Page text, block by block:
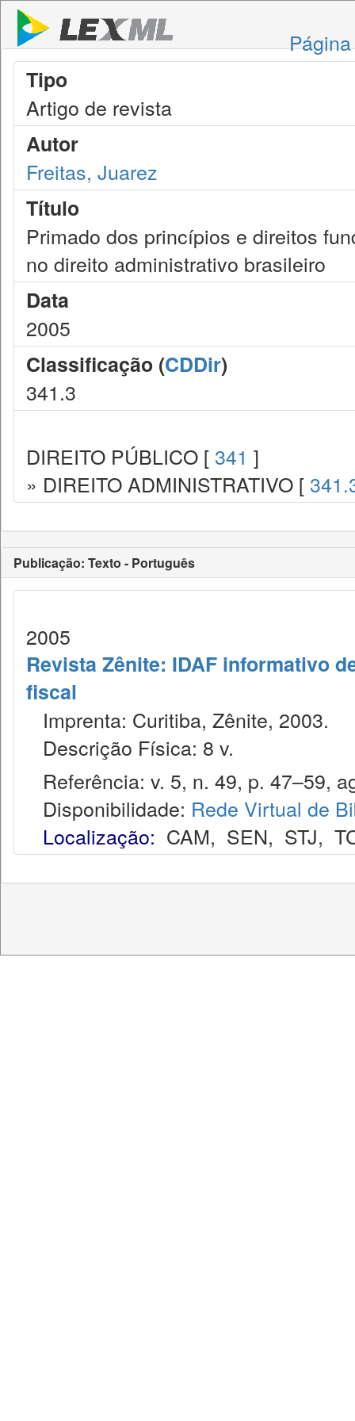
Tipo
Artigo de revista
Autor
Freitas, Juarez
Título
Primado dos princípios e direitos
no direito administrativo brasileiro
Data
2005
Classificação (CDDir)
341.3
DIREITO PÚBLICO [ 341 ]
» DIREITO ADMINISTRATIVO [
Publicação: Texto - Português
2005
Revista Zênite: IDAF informativo
fiscal
Imprenta: Curitiba, Zênite, 2003.
Descrição Física: 8 v.
Referência: v. 5, n. 49, p. 47–59,
Disponibilidade: Rede Virtual de
Localização: CAM, SEN, STJ,